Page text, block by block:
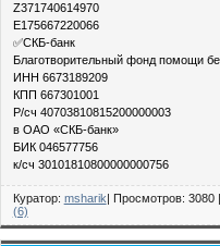
Z371740614970
E175667220066
✅СКБ-банк
Благотворительный фонд помощи
ИНН 6673189209
КПП 667301001
Р/сч 40703810815200000003
в ОАО «СКБ-банк»
БИК 046577756
к/сч 30101810800000000756
Куратор: msharik | Просмотров: 3080
(6)